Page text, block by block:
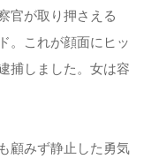
官が取り押さえる
。これが顔面にヒッ
捕しました。女は容
顧みず静止した勇気